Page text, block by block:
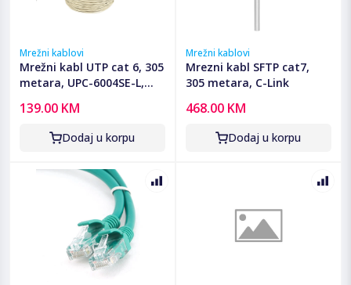
Mrežni kablovi
Mrežni kabl UTP cat 6, 305
metara, UPC-6004SE-L,
GEMBIRD
139.00 KM
Dodaj u korpu
Mrežni kablovi
Mrezni kabl SFTP cat7,
305 metara, C-Link
468.00 KM
Dodaj u korpu